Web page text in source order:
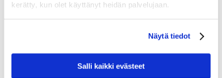
kerätty, kun olet käyttänyt heidän palvelujaan.
Näytä tiedot
Salli kaikki evästeet
KASSIOPEIA
HOTELS & RESTAURANTS